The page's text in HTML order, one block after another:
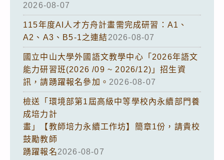
2026-08-07
115年度AI人才方舟計畫需完成研習：A1、
A2、A3、B5-1之連結2026-08-07
國立中山大學外國語文教學中心「2026年語文
能力研習班(2026 /09 ~ 2026/12)」招生資
訊，請踴躍報名參加。 2026-08-07
檢送「環境部第1屆高級中等學校內永續部門養
成培力計
畫」【教師培力永續工作坊】簡章1份，請貴校
鼓勵教師
踴躍報名2026-08-07